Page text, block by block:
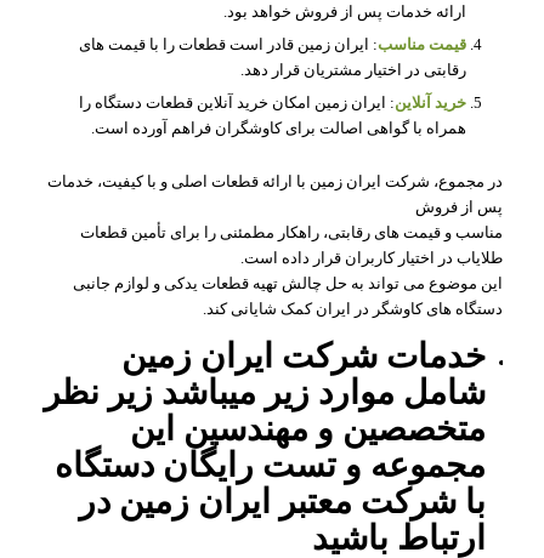
ارائه خدمات پس از فروش خواهد بود.
قیمت مناسب: ایران زمین قادر است قطعات را با قیمت‌ های
رقابتی در اختیار مشتریان قرار دهد.
خرید آنلاین: ایران زمین امکان خرید آنلاین قطعات دستگاه را
همراه با گواهی اصالت برای کاوشگران فراهم آورده است.
در مجموع، شرکت ایران زمین با ارائه قطعات اصلی و با کیفیت، خدمات
پس از فروش
مناسب و قیمت‌ های رقابتی، راهکار مطمئنی را برای تأمین قطعات
طلایاب در اختیار کاربران قرار داده است.
این موضوع می‌ تواند به حل چالش تهیه قطعات یدکی و لوازم جانبی
دستگاه‌ های کاوشگر در ایران کمک شایانی کند.
خدمات شرکت ایران زمین
شامل موارد زیر میباشد زیر نظر
متخصصین و مهندسین این
مجموعه و تست رایگان دستگاه
با شرکت معتبر ایران زمین در
ارتباط باشید